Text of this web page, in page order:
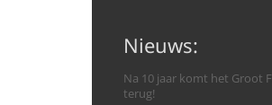
Nieuws:
Na 10 jaar komt het Groot
terug!